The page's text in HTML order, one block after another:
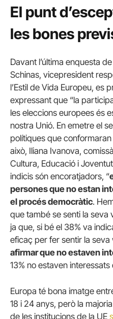
El punt
les bones
Davant l’última enquesta
Schinas, vicepresident
l’Estil de Vida Europeu, es
expressant que “la
les eleccions europees és
nostra Unió. En emetre el
polítiques que
això, Iliana Ivanova,
Cultura, Educació i
indicis són encoratjadors, “
persones que no estan
el procés democràtic.
que també se senti la seva
ja que, si bé el 38% va
eficaç per fer sentir la seva
afirmar que no estaven
13% no estaven interessats
Europa té bona imatge
18 i 24 anys, però la
de les institucions de la UE